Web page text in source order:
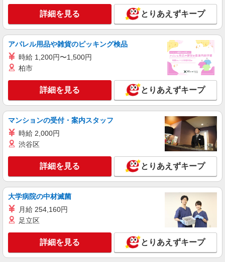
残(10h) ●交通費支給(規定有) ●残業手当（時給
×1.25） ●各種手当支給 各種社会保険完備/年次有
給休暇/昇給制度 時間外手当/制服貸与/携帯電話割
引 無料の健康診断/介護・育児休暇など充実★
ドコモショップ円山店(北海道札幌市中央区)
キープ 詳細を見る
派遣社員
株式会社日本パーソナルビジネス北海道支店【HK1_164】
店舗でのスマホ販売アドバイザー
【時給】 初日から時給1400円スタート◎ 【月
収例】 月収26万3900円 ＝時給1400円×8h×22日＋
残(10h) ●交通費支給(規定有) ●残業手当（時給
×1.25） ●各種手当支給 各種社会保険完備/年次有
給休暇/昇給制度 時間外手当/制服貸与/携帯電話割
引 無料の健康診断/介護・育児休暇など充実★
●auショップ桑園駅前店(札幌市中央区)
キープ 詳細を見る
株式会社日本パーソナルビジネス北海道支店【HK1_576】
アクロスプラザにてドコモショップのスマホ販
売スタッフ
【時給】 初日から時給1250円スタート◎ 【月
収例】 月収23万5625円 ＝時給1250円×8h×22日＋
給休暇/昇給制度 時間外手当/制服貸与/携帯電話割
引 無料の健康診断/介護・育児休暇など充実★
ドコモショップアクロスプラザ南22条店(北海
道札幌市中央区)
キープ 詳細を見る
詳細を見る とりあえずキープ
アパレル用品や雑貨のピッキング検品
時給 1,200円〜1,500円
柏市
詳細を見る とりあえずキープ
マンションの受付・案内スタッフ
時給 2,000円
渋谷区
詳細を見る とりあえずキープ
大学病院の中材滅菌
月給 254,160円
足立区
詳細を見る とりあえずキープ